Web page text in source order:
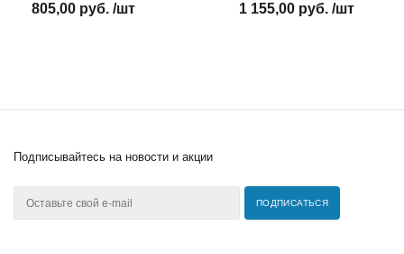
805,00 руб. /шт 1 155,00 руб. /шт
Подписывайтесь на новости и акции